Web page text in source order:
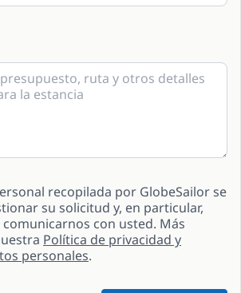
recopilada por GlobeSailor se
su solicitud y, en particular,
con usted. Más
Política de privacidad y
personales.